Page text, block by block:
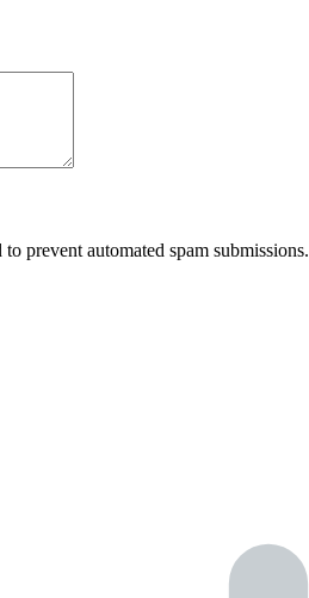
prevent automated spam submissions.